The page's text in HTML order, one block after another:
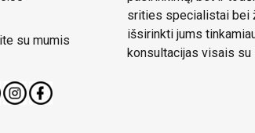
su mumis
srities specialistai bei
išsirinkti jums
konsultacijas visais